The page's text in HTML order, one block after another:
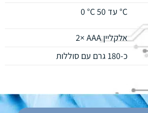
0 °C עד 50 °C
2× AAA אלקליין
כ‑180 גרם עם סוללות